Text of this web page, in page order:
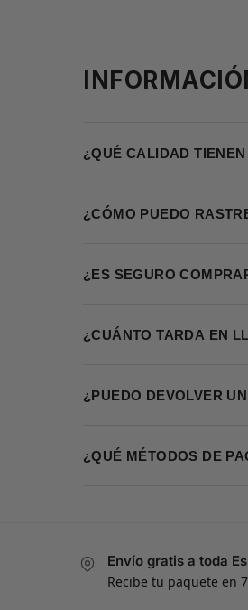
¿QUÉ CALIDAD
¿CÓMO PUEDO
¿ES SEGURO
¿CUÁNTO TARDA EN
¿PUEDO DEVOLVER
¿QUÉ MÉTODOS DE
Envío gratis a toda
Recibe tu paquete en